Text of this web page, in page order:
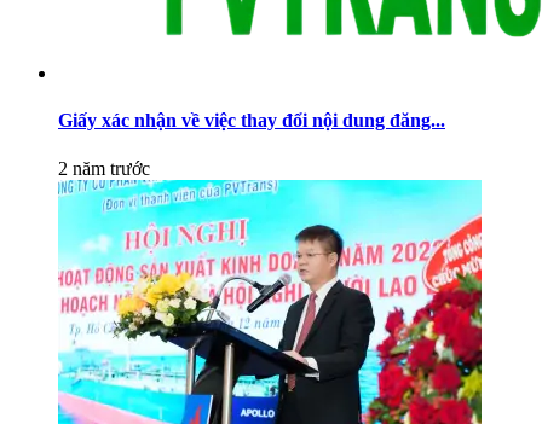
Giấy xác nhận về việc thay đổi nội dung đăng...
2 năm trước